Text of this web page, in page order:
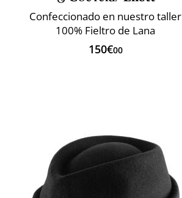
Confeccionado en nuestro taller
100% Fieltro de Lana
150€00